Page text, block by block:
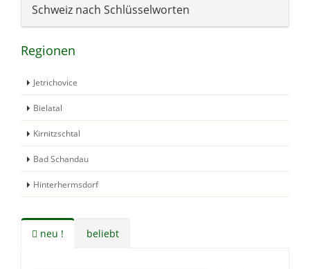
Schweiz nach Schlüsselworten
Regionen
Jetrichovice
Bielatal
Kirnitzschtal
Bad Schandau
Hinterhermsdorf
neu ! beliebt